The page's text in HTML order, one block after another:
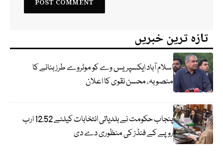
تازہ ترین خبریں
اسلام آباد ایکسپریس وے کو موٹروے طرز بنانے کا
منصوبہ، محسن نقوی کا اعلان
پنجاب حکومت نے بلدیاتی انتخابات کیلئے 12.52 ارب
روپے کے فنڈز کی منظوری دے دی